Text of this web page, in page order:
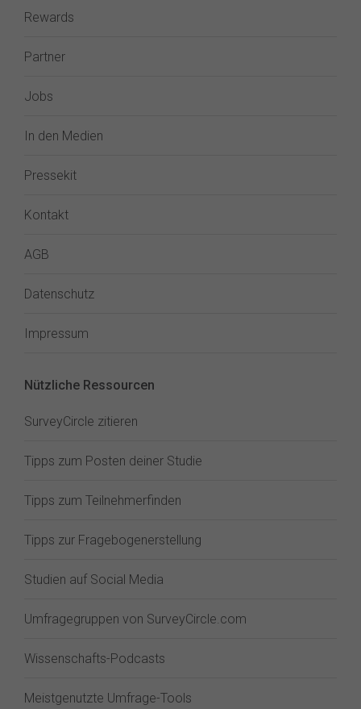
Rewards
Partner
Jobs
In den Medien
Pressekit
Kontakt
AGB
Datenschutz
Impressum
Nützliche Ressourcen
SurveyCircle zitieren
Tipps zum Posten deiner Studie
Tipps zum Teilnehmerfinden
Tipps zur Fragebogenerstellung
Studien auf Social Media
Umfragegruppen von SurveyCircle.com
Wissenschafts-Podcasts
Meistgenutzte Umfrage-Tools